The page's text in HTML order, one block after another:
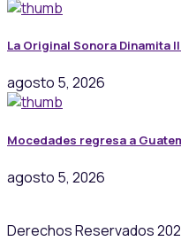
La Original Sonora Dinamita
agosto 5, 2026
Mocedades regresa a
agosto 5, 2026
Derechos Reservados